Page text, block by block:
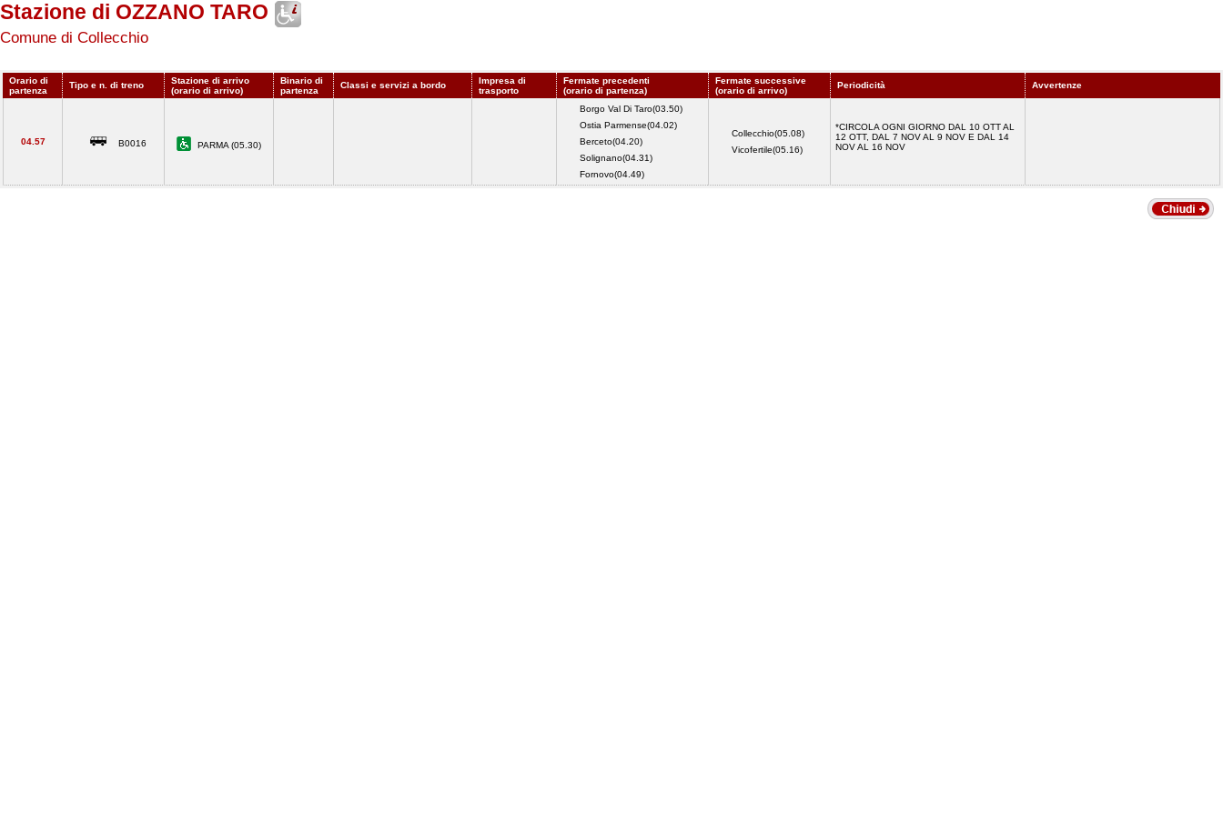
Stazione di OZZANO TARO
Comune di Collecchio
Orario di
partenza
Tipo e n. di treno
Stazione di arrivo
(orario di arrivo)
Binario di
partenza
Classi e servizi a bordo
Impresa di
trasporto
Fermate precedenti
(orario di partenza)
Fermate successive
(orario di arrivo)
Periodicità Avvertenze
04.57 B0016 PARMA (05.30)
Borgo Val Di Taro(03.50)
Ostia Parmense(04.02)
Berceto(04.20)
Solignano(04.31)
Fornovo(04.49)
Collecchio(05.08)
Vicofertile(05.16)
*CIRCOLA OGNI GIORNO DAL 10 OTT AL
12 OTT, DAL 7 NOV AL 9 NOV E DAL 14
NOV AL 16 NOV